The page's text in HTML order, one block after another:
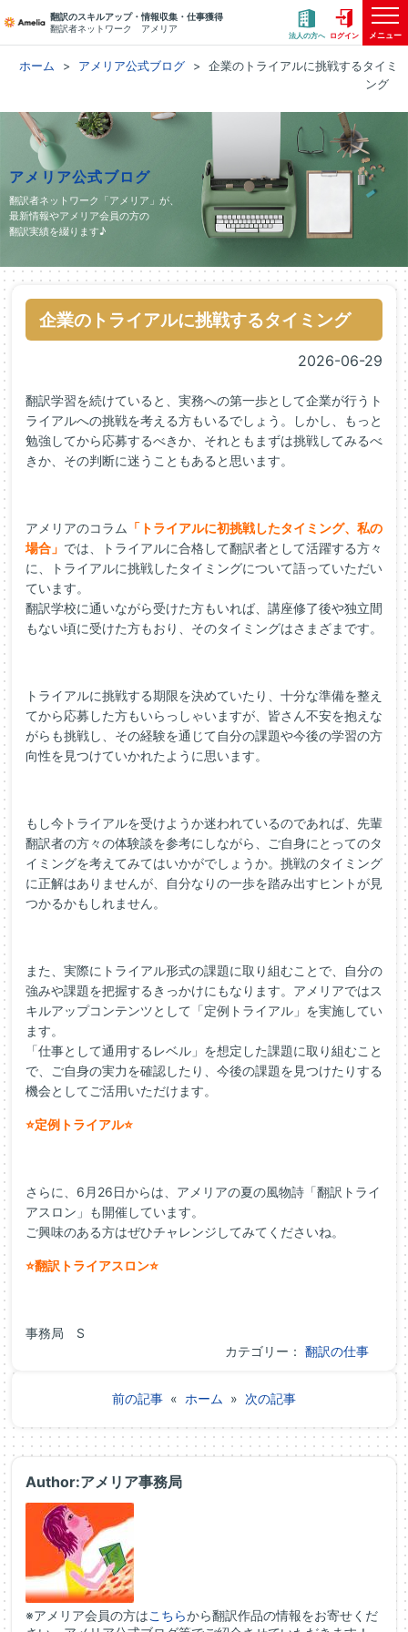
翻訳のスキルアップ・情報収集・仕事獲得
翻訳者ネットワーク アメリア
法人の方へ ログイン メニュー
ホーム アメリア公式ブログ
企業のトライアルに挑戦するタイミ
ング
アメリア公式ブログ
翻訳者ネットワーク「アメリア」が、
最新情報やアメリア会員の方の
翻訳実績を綴ります♪
企業のトライアルに挑戦するタイミング
2026-06-29
翻訳学習を続けていると、実務への第一歩として企業が行うト
ライアルへの挑戦を考える方もいるでしょう。しかし、もっと
勉強してから応募するべきか、それともまずは挑戦してみるべ
きか、その判断に迷うこともあると思います。
アメリアのコラム 「トライアルに初挑戦したタイミング、私の
場合」 では、トライアルに合格して翻訳者として活躍する方々
に、トライアルに挑戦したタイミングについて語っていただい
ています。
翻訳学校に通いながら受けた方もいれば、講座修了後や独立間
もない頃に受けた方もおり、そのタイミングはさまざまです。
トライアルに挑戦する期限を決めていたり、十分な準備を整え
てから応募した方もいらっしゃいますが、皆さん不安を抱えな
がらも挑戦し、その経験を通じて自分の課題や今後の学習の方
向性を見つけていかれたように思います。
もし今トライアルを受けようか迷われているのであれば、先輩
翻訳者の方々の体験談を参考にしながら、
ご自身にとってのタ
イミングを考えてみてはいかがでしょうか。挑戦のタイミング
に正解はありませんが、自分なりの一歩を踏み出すヒントが見
つかるかもしれません。
また、実際にトライアル形式の課題に取り組むことで、自分の
強みや課題を把握するきっかけにもなります。アメリアではス
キルアップコンテンツとして「定例トライアル」を実施してい
ます。
「仕事として通用するレベル」を想定した課題に取り組むこと
で、ご自身の実力を確認したり、今後の課題を見つけたりする
機会としてご活用いただけます。
⭐定例トライアル⭐
さらに、6月26日からは、アメリアの夏の風物詩「翻訳トライ
アスロン」も開催しています。
ご興味のある方はぜひチャレンジしてみてくださいね。
⭐翻訳トライアスロン⭐
事務局 S
カテゴリー： 翻訳の仕事
前の記事 « ホーム » 次の記事
Author:アメリア事務局
※アメリア会員の方はこちらから翻訳作品の情報をお寄せくだ